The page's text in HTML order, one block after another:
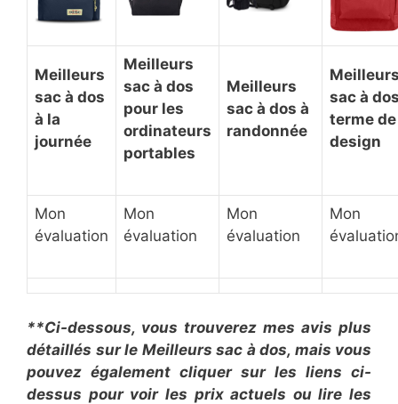
Meilleurs
sac à dos
à la
journée
Meilleurs
sac à dos
pour les
ordinateurs
portables
Meilleurs
sac à dos à
randonnée
sac à
terme de
design
Mon
évaluation
Mon
évaluation
Mon
évaluation
Mon
**Ci-dessous, vous trouverez mes avis plus
détaillés sur le Meilleurs sac à dos, mais vous
pouvez également cliquer sur les liens ci-
dessus pour voir les prix actuels ou lire les